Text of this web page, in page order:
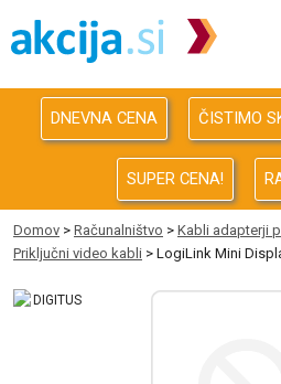
Gaming
Odprodaja
Računalništvo
Računalništvo za podjetja
Avdio Video Foto
DNEVNA CENA ČISTIMO
SUPER CENA!
Domov > Računalništvo > Kabli adapterji
Priključni video kabli > LogiLink Mini